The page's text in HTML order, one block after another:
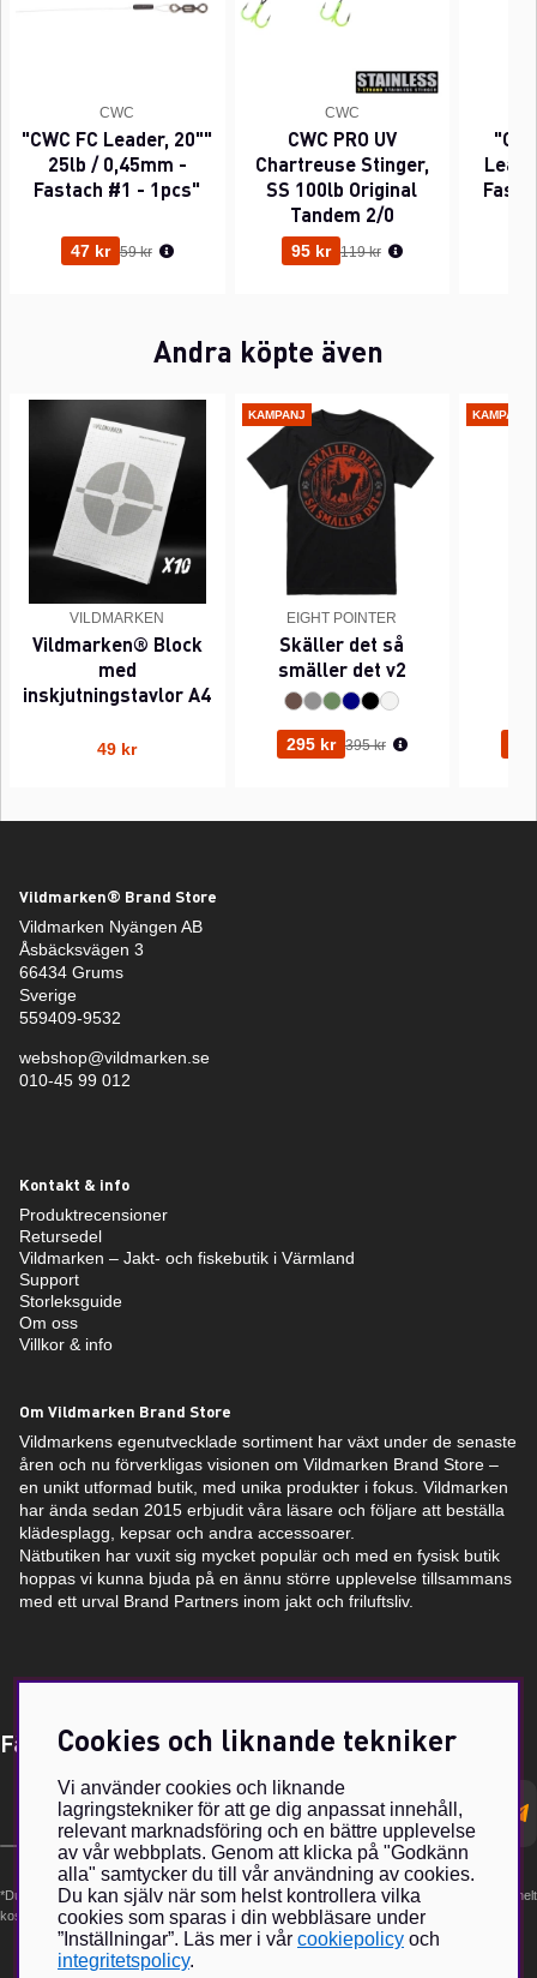
CWC
"CWC FC Leader, 20""
25lb / 0,45mm -
Fastach #1 - 1pcs"
47 kr Ordinarie pris:
59 kr
CWC
CWC PRO UV
Chartreuse Stinger,
SS 100lb Original
Tandem 2/0
95 kr Ordinarie pris:
119 kr
Andra köpte även
VILDMARKEN
Vildmarken® Block
med
inskjutningstavlor A4
49 kr
KAMPANJ
EIGHT POINTER
Skäller det så
smäller det v2
295 kr Ordinarie pris:
395 kr
KAMPANJ
Vildmarken® Brand Store
Vildmarken Nyängen AB
Åsbäcksvägen 3
66434 Grums
Sverige
559409-9532
webshop@vildmarken.se
010-45 99 012
Kontakt & info
Produktrecensioner
Retursedel
Vildmarken – Jakt- och fiskebutik i Värmland
Support
Storleksguide
Om oss
Villkor & info
Om Vildmarken Brand Store
Vildmarkens egenutvecklade sortiment har växt under de senaste
åren och nu förverkligas visionen om Vildmarken Brand Store –
en unikt utformad butik, med unika produkter i fokus. Vildmarken
har ända sedan 2015 erbjudit våra läsare och följare att beställa
klädesplagg, kepsar och andra accessoarer.
Nätbutiken har vuxit sig mycket populär och med en fysisk butik
hoppas vi kunna bjuda på en ännu större upplevelse tillsammans
med ett urval Brand Partners inom jakt och friluftsliv.
Få Magasin Vildmarken direkt till din e-post!*
postadress
*Du kan även få erbjudanden och nyheter från samarbetspartners. Din prenumeration är helt
kostnadsfri och kan avslutas när som helst.
Cookies och liknande tekniker
Vi använder cookies och liknande
lagringstekniker för att ge dig anpassat innehåll,
relevant marknadsföring och en bättre upplevelse
av vår webbplats. Genom att klicka på "Godkänn
alla" samtycker du till vår användning av cookies.
Du kan själv när som helst kontrollera vilka
cookies som sparas i din webbläsare under
”Inställningar”. Läs mer i vår cookiepolicy och
integritetspolicy.